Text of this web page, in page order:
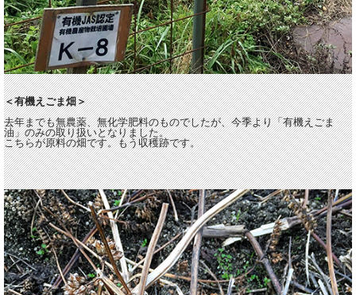
＜有機えごま畑＞
去年までも無農薬、無化学肥料のものでしたが、今季より「有機えごま
油」のみの取り扱いとなりました。
こちらが原料の畑です。もう収穫跡です。